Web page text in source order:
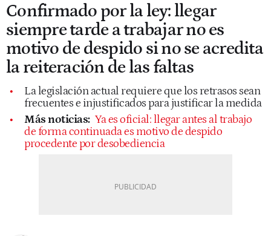
Confirmado por la ley: llegar
siempre tarde a trabajar no es
motivo de despido si no se acredita
la reiteración de las faltas
La legislación actual requiere que los retrasos sean
frecuentes e injustificados para justificar la medida
Más noticias: Ya es oficial: llegar antes al trabajo
de forma continuada es motivo de despido
procedente por desobediencia